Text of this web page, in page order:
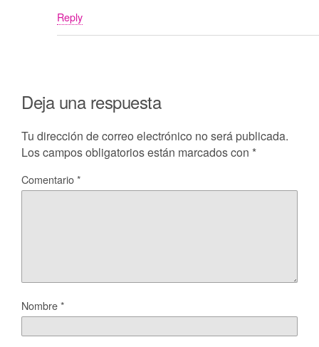
Reply
Deja una respuesta
Tu dirección de correo electrónico no será publicada.
Los campos obligatorios están marcados con *
Comentario*
Nombre*